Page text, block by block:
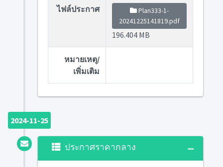
ไฟล์ประกาศ
Plan333-1-
20241225141819.pdf
196.404 MB
หมายเหตุ/
เพิ่มเติม
2024-11-25
ประกาศราคากลาง